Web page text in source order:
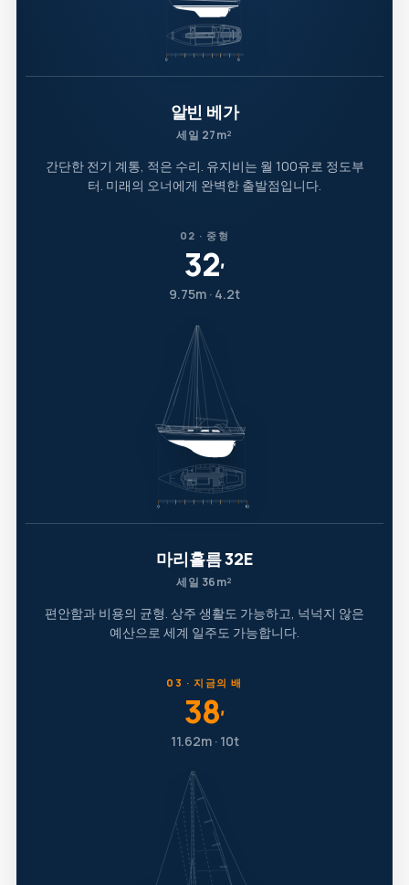
알빈 베가
세일 27m²
간단한 전기 계통, 적은 수리. 유지비는 월 100유로 정도부
터. 미래의 오너에게 완벽한 출발점입니다.
02 · 중형
32′
9.75m · 4.2t
마리홀름 32E
세일 36m²
편안함과 비용의 균형. 상주 생활도 가능하고, 넉넉지 않은
예산으로 세계 일주도 가능합니다.
03 · 지금의 배
38′
11.62m · 10t